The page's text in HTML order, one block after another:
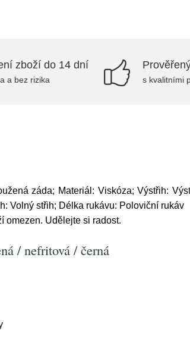
zboží do 14 dní
a bez rizika s kvalitními
záda; Materiál: Viskóza; Výstřih:
Volný střih; Délka rukávu: Poloviční rukáv
omezen. Udělejte si radost.
/ nefritová / černá